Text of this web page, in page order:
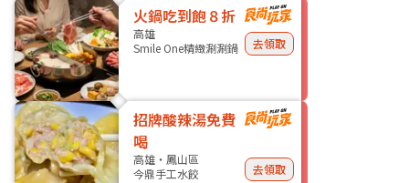
火鍋吃到飽８折
高雄
Smile One精緻涮涮鍋
去領取
招牌酸辣湯免費
喝
高雄・鳳山區
今鼎手工水餃
去領取